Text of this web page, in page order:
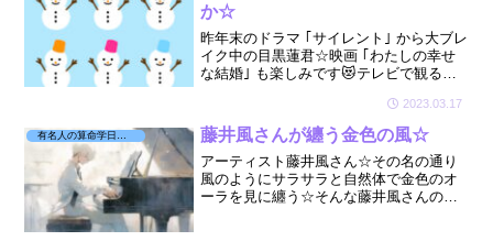
か☆
昨年末のドラマ ｢サイレント｣ から大ブレ
イク中の目黒蓮君☆映画 ｢わたしの幸せ
な結婚｣ も楽しみです😻テレビで観る目
メージ。そんな目黒君は本当に見たまま
の癒やし系なのか？見てみました☆
2023.03.17
有名人の算命学日記☆ 藤井風さんが纏う金色の風☆
アーティスト藤井風さん☆その名の通り
風のようにサラサラと自然体で金色のオ
ーラを見に纏う☆そんな藤井風さんの星